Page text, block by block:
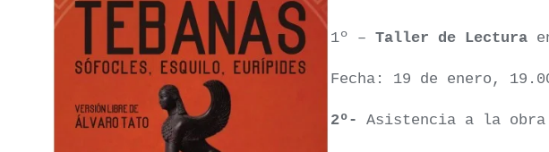
1º – Taller de Lectura
Fecha: 19 de enero,
2º- Asistencia a la obra